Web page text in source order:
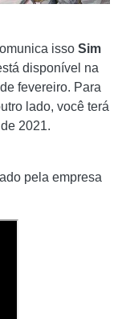
isso Sim
disponível na
fevereiro. Para
lado, você terá
2021.
pela empresa